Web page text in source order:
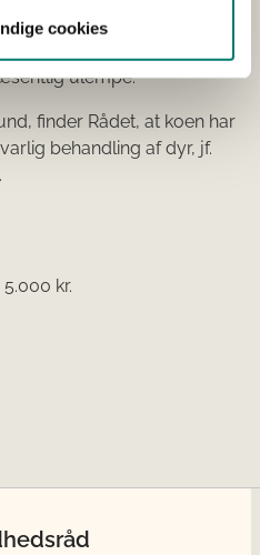
cookies
af pattespidsen
ulempe.
finder Rådet, at koen har
behandling af dyr, jf.
kr.